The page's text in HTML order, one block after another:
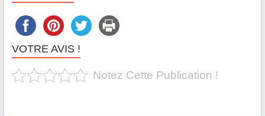
VOTRE AVIS !
Notez Cette Publication !